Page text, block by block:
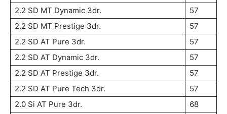
2.2 SD MT Dynamic 3dr.
57
2.2 SD MT Prestige 3dr.
57
2.2 SD AT Pure 3dr.
57
2.2 SD AT Dynamic 3dr.
57
2.2 SD AT Prestige 3dr.
57
2.2 SD AT Pure Tech 3dr.
57
2.0 Si AT Pure 3dr.
68